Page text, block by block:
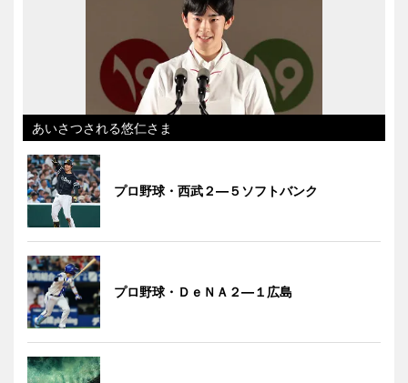
あいさつされる悠仁さま
プロ野球・西武２―５ソフトバンク
プロ野球・ＤｅＮＡ２―１広島